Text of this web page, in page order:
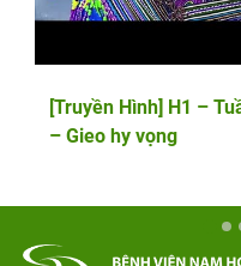
[Truyền Hình] H1 –
– Gieo hy vọng